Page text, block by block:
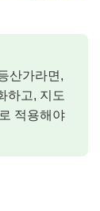
산가라면,
하고, 지도
적용해야